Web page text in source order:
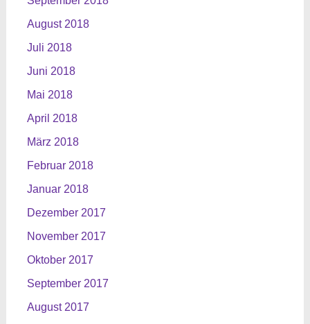
August 2018
Juli 2018
Juni 2018
Mai 2018
April 2018
März 2018
Februar 2018
Januar 2018
Dezember 2017
November 2017
Oktober 2017
September 2017
August 2017